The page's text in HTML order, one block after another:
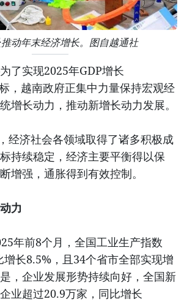
动年末经济增长。图自越通社
了实现2025年GDP增长
，越南政府正集中力量保持宏观经
增长动力，推动新增长动力发展。
经济社会各领域取得了诸多积极成
持续稳定，经济主要平衡得以保
增强，通胀得到有效控制。
力
年前8个月，全国工业生产指数
增长8.5%，且34个省市全部实现增
，企业发展形势持续向好，全国新
业超过20.9万家，同比增长